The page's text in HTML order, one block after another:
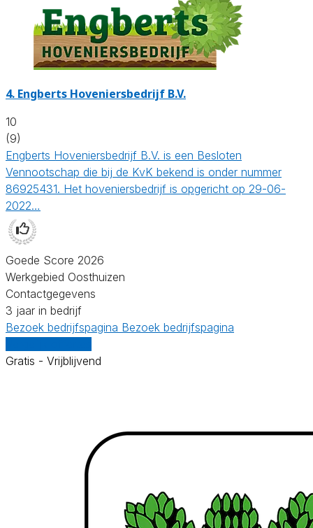
4. Engberts Hoveniersbedrijf B.V.
10
(9)
Engberts Hoveniersbedrijf B.V. is een Besloten
Vennootschap die bij de KvK bekend is onder nummer
86925431. Het hoveniersbedrijf is opgericht op 29-06-
2022…
Goede Score 2026
Werkgebied Oosthuizen
Contactgegevens
3 jaar in bedrijf
Bezoek bedrijfspagina Bezoek bedrijfspagina
Gratis - Vrijblijvend